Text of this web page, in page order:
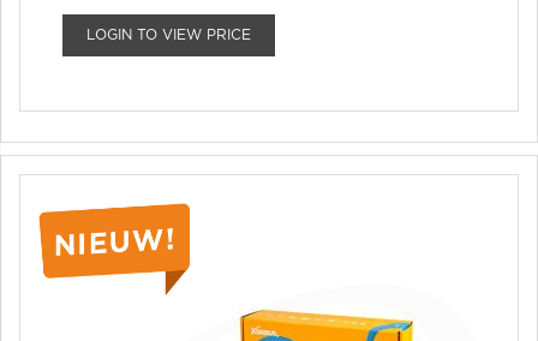
LOGIN TO VIEW PRICE